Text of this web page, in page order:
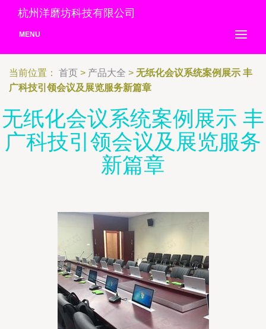
杭州洋磨坊科技有限公司
MENU
当前位置： 首页 > 产品大全 > 无纸化会议系统案例展示 丰
广科技引领会议及展览服务新篇章
无纸化会议系统案例展示 丰
广科技引领会议及展览服务
新篇章